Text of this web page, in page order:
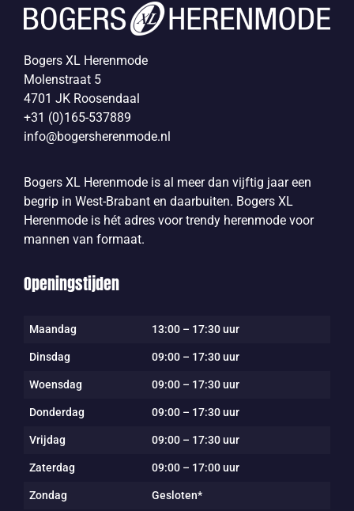
Bogers XL Herenmode
Molenstraat 5
4701 JK Roosendaal
+31 (0)165-537889
info@bogersherenmode.nl
Bogers XL Herenmode is al meer dan vijftig jaar een
begrip in West-Brabant en daarbuiten. Bogers XL
Herenmode is hét adres voor trendy herenmode voor
mannen van formaat.
Openingstijden
Maandag 13:00 – 17:30 uur
Dinsdag 09:00 – 17:30 uur
Woensdag 09:00 – 17:30 uur
Donderdag 09:00 – 17:30 uur
Vrijdag 09:00 – 17:30 uur
Zaterdag 09:00 – 17:00 uur
Zondag Gesloten*